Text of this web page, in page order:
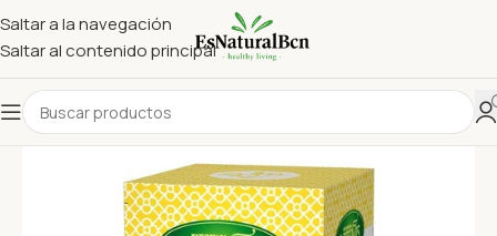
Saltar a la navegación
Saltar al contenido principal